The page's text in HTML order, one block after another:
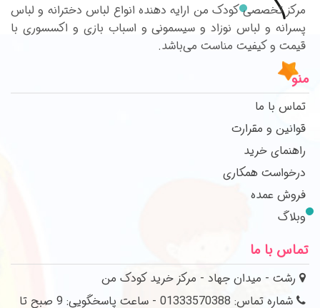
مرکز تخصصی کودک من ارایه دهنده انواع لباس دخترانه و لباس
پسرانه و لباس نوزاد و سیسمونی و اسباب بازی و اکسسوری با
قیمت و کیفیت مناست می‌باشد.
منو
تماس با ما
قوانین و مقرارت
راهنمای خرید
درخواست همکاری
فروش عمده
وبلاگ
تماس با ما
رشت - میدان جهاد - مرکز خرید کودک من
شماره تماس: 01333570388 - ساعت پاسخگویی: 9 صبح تا